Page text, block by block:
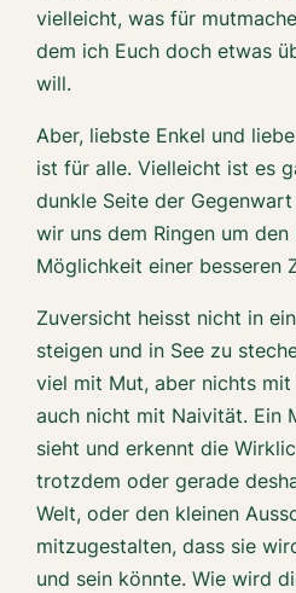
vielleicht, was für
dem ich Euch doch etwas
will.
Aber, liebste Enkel und
ist für alle. Vielleicht ist es
dunkle Seite der
wir uns dem Ringen um den
Möglichkeit einer besseren
Zuversicht heisst nicht in
steigen und in See zu
viel mit Mut, aber nichts
auch nicht mit Naivität. Ein
sieht und erkennt die
trotzdem oder gerade
Welt, oder den kleinen
mitzugestalten, dass sie
und sein könnte. Wie wird